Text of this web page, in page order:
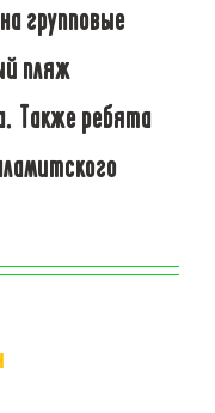
групповые
пляж
Также ребята